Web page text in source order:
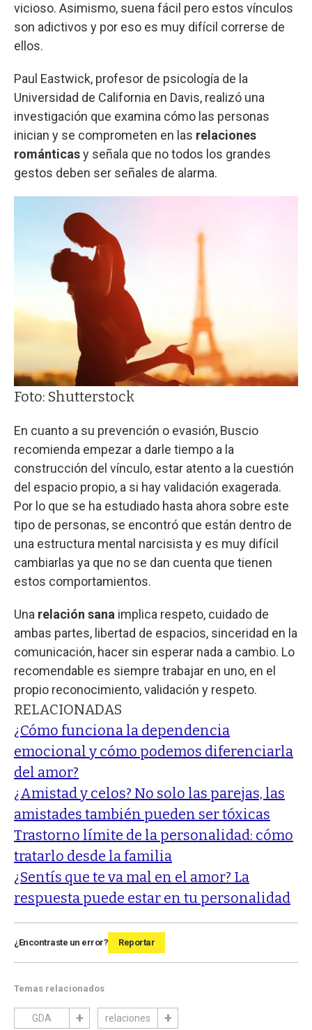
vicioso. Asimismo, suena fácil pero estos vínculos
son adictivos y por eso es muy difícil correrse de
ellos.
Paul Eastwick, profesor de psicología de la
Universidad de California en Davis, realizó una
investigación que examina cómo las personas
inician y se comprometen en las relaciones
románticasy señala que no todos los grandes
gestos deben ser señales de alarma.
Foto: Shutterstock
En cuanto a su prevención o evasión, Buscio
recomienda empezar a darle tiempo a la
construcción del vínculo, estar atento a la cuestión
del espacio propio, a si hay validación exagerada.
Por lo que se ha estudiado hasta ahora sobre este
tipo de personas, se encontró que están dentro de
una estructura mental narcisista y es muy difícil
cambiarlas ya que no se dan cuenta que tienen
estos comportamientos.
Una relación sana implica respeto, cuidado de
ambas partes, libertad de espacios, sinceridad en la
comunicación, hacer sin esperar nada a cambio. Lo
recomendable es siempre trabajar en uno, en el
propio reconocimiento, validación y respeto.
RELACIONADAS
¿Cómo funciona la dependencia
emocional y cómo podemos diferenciarla
del amor?
¿Amistad y celos? No solo las parejas, las
amistades también pueden ser tóxicas
Trastorno límite de la personalidad: cómo
tratarlo desde la familia
¿Sentís que te va mal en el amor? La
respuesta puede estar en tu personalidad
¿Encontraste un error? Reportar
Temas relacionados
GDA relaciones